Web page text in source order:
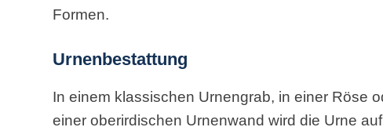
Formen.
Urnenbestattung
In einem klassischen Urnengrab, in einer Röse
einer oberirdischen Urnenwand wird die Urne